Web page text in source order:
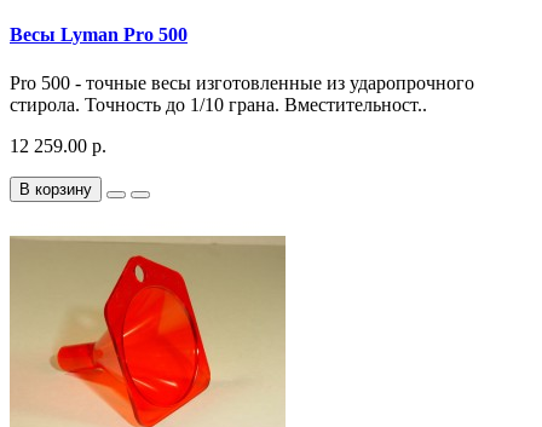
Весы Lyman Pro 500
Pro 500 - точные весы изготовленные из ударопрочного
стирола. Точность до 1/10 грана. Вместительност..
12 259.00 р.
В корзину